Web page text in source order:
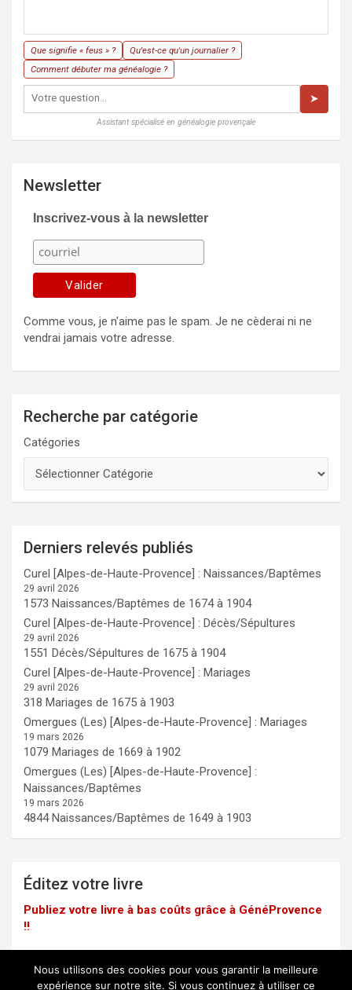
Que signifie « feus » ?
Qu'est-ce qu'un journalier ?
Comment débuter ma généalogie ?
➤
Assistant spécialisé en généalogie provençale
Newsletter
Inscrivez-vous à la newsletter
Comme vous, je n'aime pas le spam. Je ne cèderai ni ne
vendrai jamais votre adresse.
Recherche par catégorie
Catégories
Derniers relevés publiés
Curel [Alpes-de-Haute-Provence] : Naissances/Baptêmes
29 avril 2026
1573 Naissances/Baptêmes de 1674 à 1904
Curel [Alpes-de-Haute-Provence] : Décès/Sépultures
29 avril 2026
1551 Décès/Sépultures de 1675 à 1904
Curel [Alpes-de-Haute-Provence] : Mariages
29 avril 2026
318 Mariages de 1675 à 1903
Omergues (Les) [Alpes-de-Haute-Provence] : Mariages
19 mars 2026
1079 Mariages de 1669 à 1902
Omergues (Les) [Alpes-de-Haute-Provence] :
Naissances/Baptêmes
19 mars 2026
4844 Naissances/Baptêmes de 1649 à 1903
Éditez votre livre
Publiez votre livre à bas coûts grâce à GénéProvence
!!
Nous utilisons des cookies pour vous garantir la meilleure
expérience sur notre site. Si vous continuez à utiliser ce